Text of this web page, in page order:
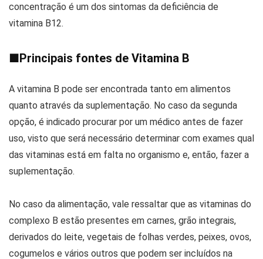
concentração é um dos sintomas da deficiência de
vitamina B12.
■Principais fontes de Vitamina B
A vitamina B pode ser encontrada tanto em alimentos
quanto através da suplementação. No caso da segunda
opção, é indicado procurar por um médico antes de fazer
uso, visto que será necessário determinar com exames qual
das vitaminas está em falta no organismo e, então, fazer a
suplementação.
No caso da alimentação, vale ressaltar que as vitaminas do
complexo B estão presentes em carnes, grão integrais,
derivados do leite, vegetais de folhas verdes, peixes, ovos,
cogumelos e vários outros que podem ser incluídos na